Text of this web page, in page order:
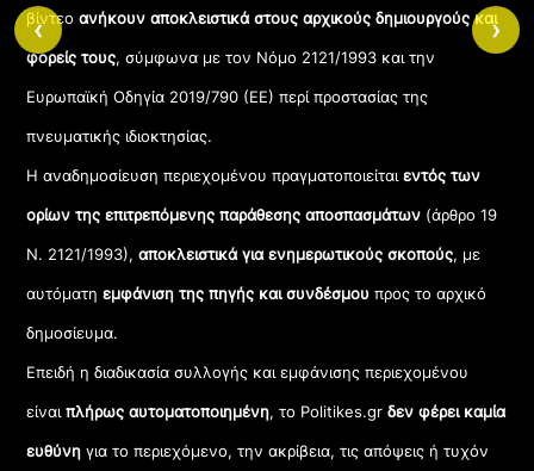
βίντεοανήκουν αποκλειστικά στους αρχικούς δημιουργούς και
φορείς τους, σύμφωνα με τον Νόμο 2121/1993 και την
Ευρωπαϊκή Οδηγία 2019/790 (ΕΕ) περί προστασίας της
πνευματικής ιδιοκτησίας.
Η αναδημοσίευση περιεχομένου πραγματοποιείταιεντός των
ορίων της επιτρεπόμενης παράθεσης αποσπασμάτων (άρθρο 19
Ν. 2121/1993), αποκλειστικά για ενημερωτικούς σκοπούς, με
αυτόματηεμφάνιση της πηγής και συνδέσμου προς το αρχικό
δημοσίευμα.
Επειδή η διαδικασία συλλογής και εμφάνισης περιεχομένου
είναιπλήρως αυτοματοποιημένη, το Politikes.grδεν φέρει καμία
ευθύνη για το περιεχόμενο, την ακρίβεια, τις απόψεις ή τυχόν
‹ ›